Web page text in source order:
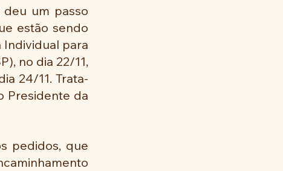
um passo
estão sendo
Individual para
no dia 22/11,
24/11. Trata-
Presidente da
pedidos, que